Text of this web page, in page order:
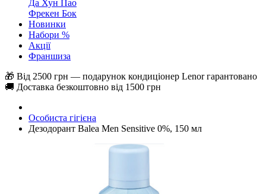
Да Хун Пао
Фрекен Бок
Новинки
Набори %
Акції
Франшиза
🎁 Від 2500 грн — подарунок кондиціонер Lenor гарантовано
🚚 Доставка безкоштовно від 1500 грн
Особиста гігієна
Дезодорант Balea Men Sensitive 0%, 150 мл